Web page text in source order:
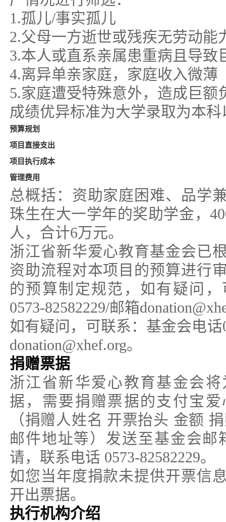
1.孤儿/事实孤儿
2.父母一方逝世或残疾无劳动能
3.本人或直系亲属患重病且导致
4.离异单亲家庭，家庭收入微薄
5.家庭遭受特殊意外，造成巨额
成绩优异标准为大学录取为本科
预算规划
项目直接支出
项目执行成本
管理费用
总概括：资助家庭困难、品学
珠生在大一学年的奖助学金，
人，合计6万元。
浙江省新华爱心教育基金会已
资助流程对本项目的预算进行
的预算制定规范，如有疑问
0573-82582229/邮箱
如有疑问，可联系：基金会电话
donation@xhef.org。
捐赠票据
浙江省新华爱心教育基金会
据，需要捐赠票据的支付宝
（捐赠人姓名 开票抬头 金额
邮件地址等）发送至基金会邮
请，联系电话 0573-82582229。
如您当年度捐款未提供开票信
开出票据。
执行机构介绍